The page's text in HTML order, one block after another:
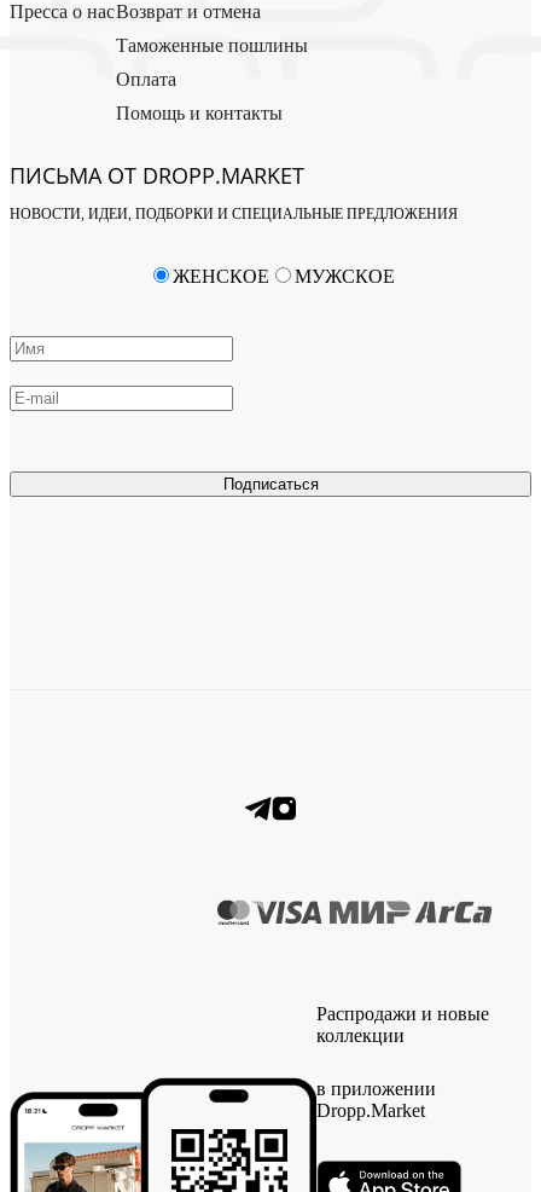
Пресса о насВозврат и отмена
Таможенные пошлины
Оплата
Помощь и контакты
ПИСЬМА ОТ DROPP.MARKET
НОВОСТИ, ИДЕИ, ПОДБОРКИ И СПЕЦИАЛЬНЫЕ ПРЕДЛОЖЕНИЯ
Подписаться
ЖЕНСКОЕ МУЖСКОЕ
Распродажи и новые
коллекции
в приложении
Dropp.Market